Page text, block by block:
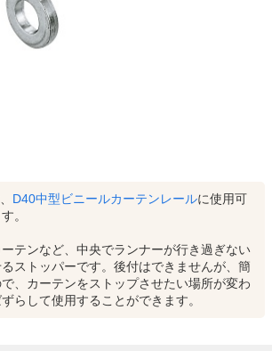
D40中型ビニールカーテンレールに使用可
。
テンなど、中央でランナーが行き過ぎない
ストッパーです。後付はできませんが、簡
、カーテンをストップさせたい場所が変わ
らして使用することができます。